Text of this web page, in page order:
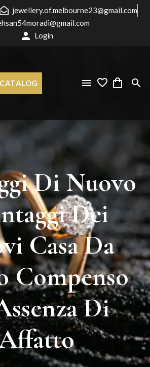
jewellery.of.melbourne23@gmail.com
Login
CATALOG
DiNuovo
Dei
CasaDa
Compenso
Di